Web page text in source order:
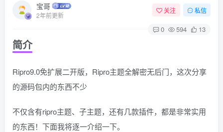
宝哥
2年前更新
关注 私信
0 594 13
简介
Ripro9.0免扩展二开版，Ripro主题全解密无后门，这次分享
的源码包内的东西不少
不仅含有ripro主题、子主题，还有几款插件，都是非常实用
的东西！下面我将逐一介绍一下。